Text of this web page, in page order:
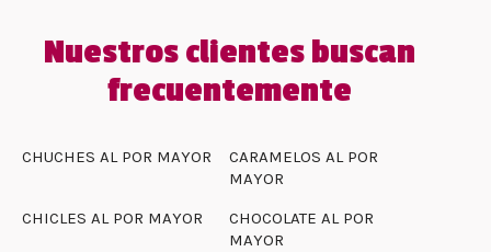
Nuestros clientes buscan
frecuentemente
CHUCHES AL POR MAYOR
CARAMELOS AL POR
MAYOR
CHICLES AL POR MAYOR
CHOCOLATE AL POR
MAYOR